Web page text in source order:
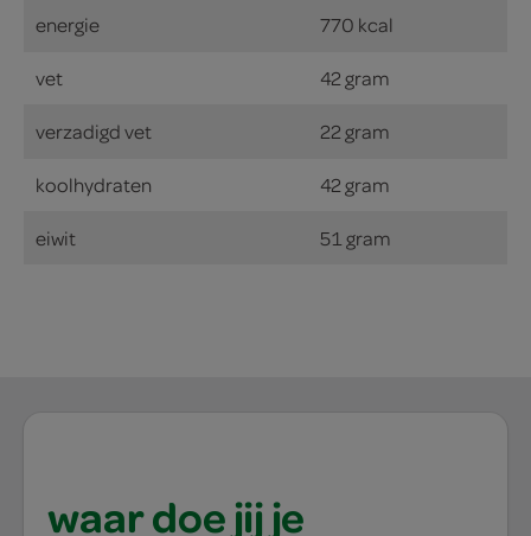
energie 770 kcal
vet 42 gram
verzadigd vet 22 gram
koolhydraten 42 gram
eiwit 51 gram
waar doe jij je